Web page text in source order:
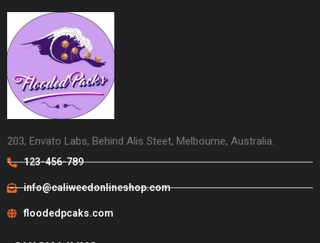
203, Envato Labs, Behind Alis Steet, Melbourne, Australia.
123-456-789
info@caliweedonlineshop.com
floodedpcaks.com